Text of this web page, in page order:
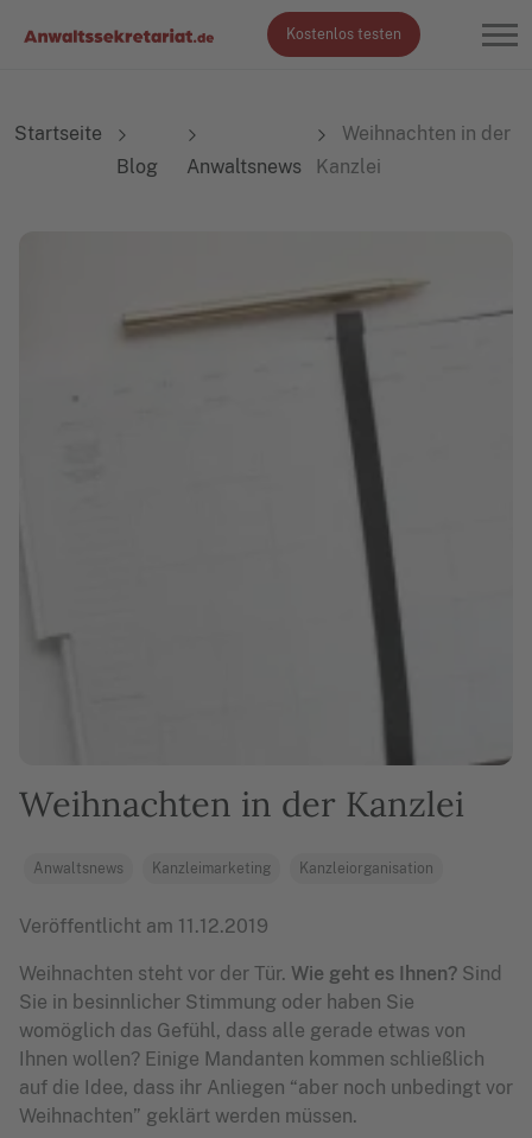
Kostenlos testen
Startseite
Blog
Anwaltsnews
Weihnachten in der
Kanzlei
Weihnachten in der Kanzlei
Anwaltsnews Kanzleimarketing Kanzleiorganisation
Veröffentlicht am 11.12.2019
Weihnachten steht vor der Tür. Wie geht es Ihnen? Sind
Sie in besinnlicher Stimmung oder haben Sie
womöglich das Gefühl, dass alle gerade etwas von
Ihnen wollen? Einige Mandanten kommen schließlich
auf die Idee, dass ihr Anliegen “aber noch unbedingt vor
Weihnachten” geklärt werden müssen.